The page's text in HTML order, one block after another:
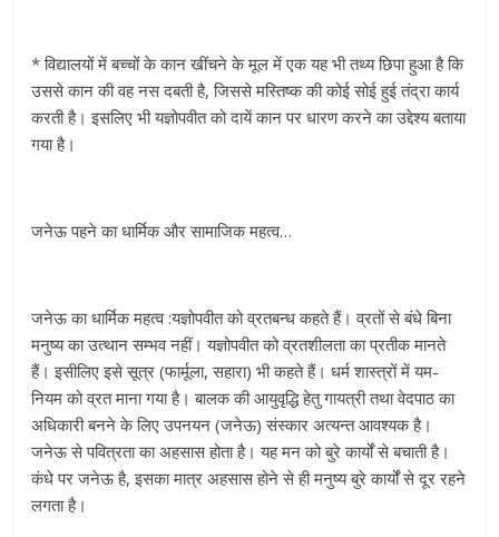
* विद्यालयों में बच्चों के कान खींचने के मूल में एक यह भी तथ्य छिपा हुआ है कि
उससे कान की वह नस दबती है, जिससे मस्तिष्क की कोई सोई हुई तंद्रा कार्य
करती है। इसलिए भी यज्ञोपवीत को दायें कान पर धारण करने का उद्देश्य बताया
गया है।
जनेऊ पहने का धार्मिक और सामाजिक महत्व…
जनेऊ का धार्मिक महत्व :यज्ञोपवीत को व्रतबन्ध कहते हैं। व्रतों से बंधे बिना
मनुष्य का उत्थान सम्भव नहीं। यज्ञोपवीत को व्रतशीलता का प्रतीक मानते
हैं। इसीलिए इसे सूत्र (फार्मूला, सहारा) भी कहते हैं। धर्म शास्त्रों में यम-
नियम को व्रत माना गया है। बालक की आयुवृद्धि हेतु गायत्री तथा वेदपाठ का
अधिकारी बनने के लिए उपनयन (जनेऊ) संस्कार अत्यन्त आवश्यक है।
जनेऊ से पवित्रता का अहसास होता है। यह मन को बुरे कार्यों से बचाती है।
कंधे पर जनेऊ है, इसका मात्र अहसास होने से ही मनुष्य बुरे कार्यों से दूर रहने
लगता है।